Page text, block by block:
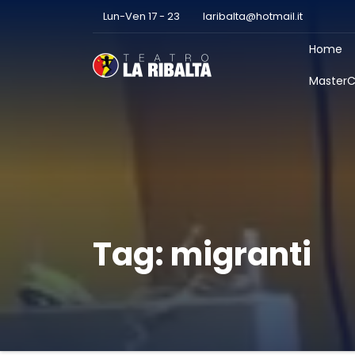
Lun-Ven 17 - 23 laribalta@hotmail.it
Home
Tag: migranti